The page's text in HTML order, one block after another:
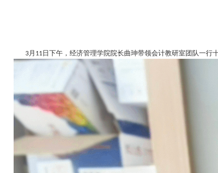
3月 11 日下午，经济管理学院院长曲珅带领会计教研室团队一